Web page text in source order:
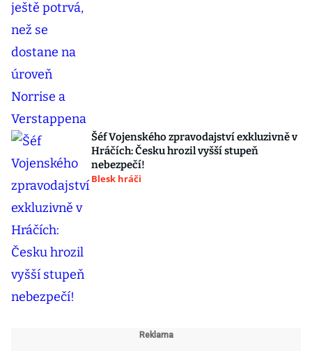
Šéf Vojenského zpravodajství exkluzivně v
Hráčích: Česku hrozil vyšší stupeň
nebezpečí!
Blesk hráči